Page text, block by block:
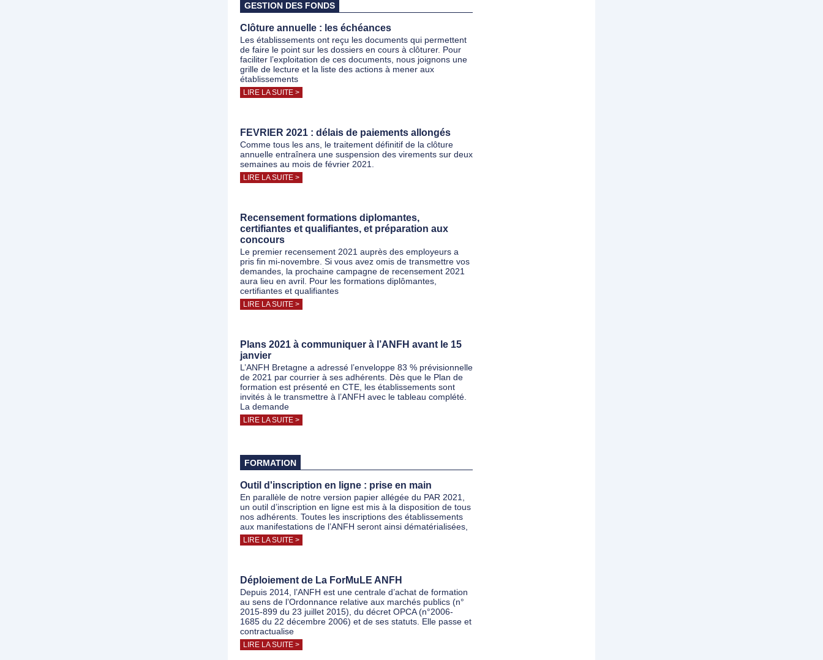
GESTION DES FONDS
Clôture annuelle : les échéances
Les établissements ont reçu les documents qui permettent
de faire le point sur les dossiers en cours à clôturer. Pour
faciliter l’exploitation de ces documents, nous joignons une
grille de lecture et la liste des actions à mener aux
établissements
LIRE LA SUITE >
FEVRIER 2021 : délais de paiements allongés
Comme tous les ans, le traitement définitif de la clôture
annuelle entraînera une suspension des virements sur deux
semaines au mois de février 2021.
LIRE LA SUITE >
Recensement formations diplomantes,
certifiantes et qualifiantes, et préparation aux
concours
Le premier recensement 2021 auprès des employeurs a
pris fin mi-novembre. Si vous avez omis de transmettre vos
demandes, la prochaine campagne de recensement 2021
aura lieu en avril. Pour les formations diplômantes,
certifiantes et qualifiantes
LIRE LA SUITE >
Plans 2021 à communiquer à l’ANFH avant le 15
janvier
L’ANFH Bretagne a adressé l’enveloppe 83 % prévisionnelle
de 2021 par courrier à ses adhérents. Dès que le Plan de
formation est présenté en CTE, les établissements sont
invités à le transmettre à l’ANFH avec le tableau complété.
La demande
LIRE LA SUITE >
FORMATION
Outil d'inscription en ligne : prise en main
En parallèle de notre version papier allégée du PAR 2021,
un outil d’inscription en ligne est mis à la disposition de tous
nos adhérents. Toutes les inscriptions des établissements
aux manifestations de l’ANFH seront ainsi dématérialisées,
LIRE LA SUITE >
Déploiement de La ForMuLE ANFH
Depuis 2014, l’ANFH est une centrale d’achat de formation
au sens de l’Ordonnance relative aux marchés publics (n°
2015-899 du 23 juillet 2015), du décret OPCA (n°2006-
1685 du 22 décembre 2006) et de ses statuts. Elle passe et
contractualise
LIRE LA SUITE >